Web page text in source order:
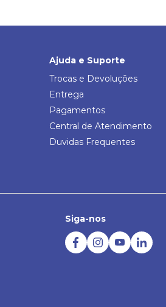
Ajuda e Suporte
Trocas e Devoluções
Entrega
Pagamentos
Central de Atendimento
Duvidas Frequentes
Siga-nos